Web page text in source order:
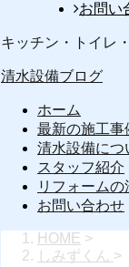
お問い
キッチン・トイレ
清水設備ブログ
ホーム
最新の施工事
清水設備につ
スタッフ紹介
リフォームの
お問い合わせ
HOME >
しみずくん
>